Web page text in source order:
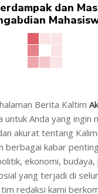
dan
Berita Kaltim
Anda yang ingin
akurat tentang
berbagai kabar
ekonomi, budaya,
yang terjadi di
redaksi kami